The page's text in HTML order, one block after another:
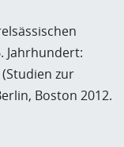
Jahrhundert:
zur
Boston 2012.